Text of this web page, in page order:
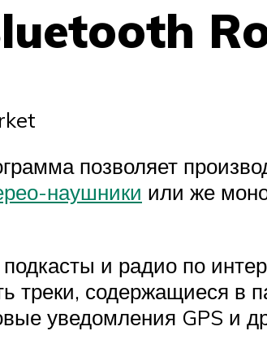
позволяет
наушники или же
и радио по
треки, содержащиеся в
уведомления GPS и